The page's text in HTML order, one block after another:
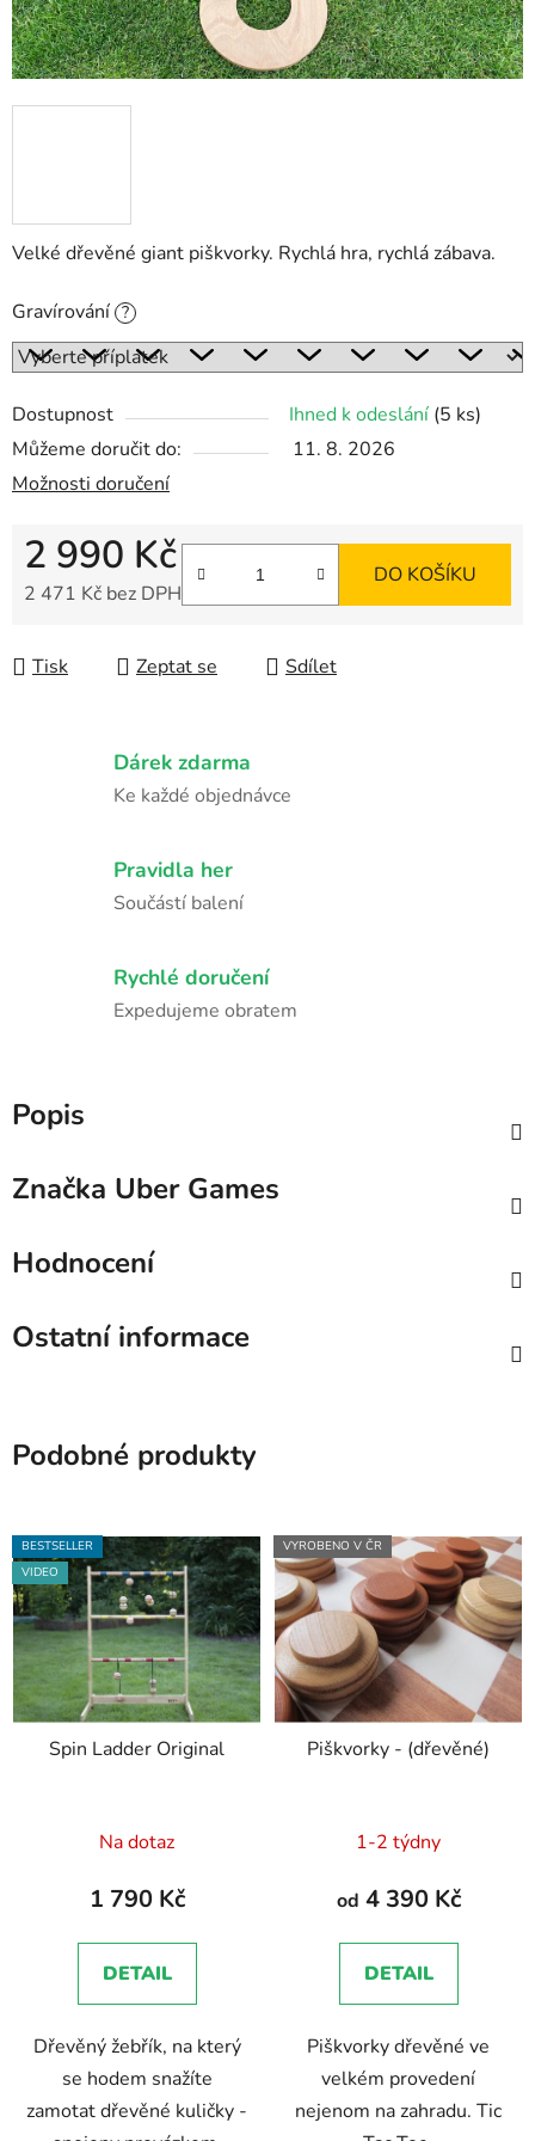
Velké dřevěné giant piškvorky. Rychlá hra, rychlá zábava.
Gravírování ?
Dostupnost Ihned k odeslání (5 ks)
Můžeme doručit do:
11. 8. 2026
Možnosti doručení
2 990 Kč
2 471 Kč bez DPH
DO KOŠÍKU
Tisk Zeptat se Sdílet
Dárek zdarma
Ke každé objednávce
Pravidla her
Součástí balení
Rychlé doručení
Expedujeme obratem
Popis
Značka Uber Games
Hodnocení
Ostatní informace
Podobné produkty
BESTSELLER
VIDEO
Spin Ladder Original
hodnocení
produktu
5,0
z
hvězdiček.
Na dotaz
1 790 Kč
DETAIL
Dřevěný žebřík, na který
se hodem snažíte
zamotat dřevěné kuličky -
VYROBENO V ČR
Piškvorky - (dřevěné)
1-2 týdny
od 4 390 Kč
DETAIL
Piškvorky dřevěné ve
velkém provedení
nejenom na zahradu. Tic